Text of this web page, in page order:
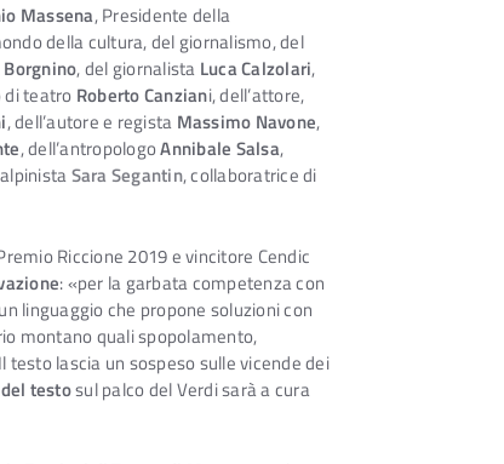
Massena, Presidente della
della cultura, del giornalismo, del
, del giornalista Luca Calzolari,
di teatro Roberto Canziani, dell’attore,
, dell’autore e regista Massimo Navone,
, dell’antropologoAnnibale Salsa,
Sara Segantin, collaboratrice di
Riccione 2019 e vincitore Cendic
: «per la garbata competenza con
linguaggio che propone soluzioni con
montano quali spopolamento,
lascia un sospeso sulle vicende dei
testosul palco del Verdi sarà a cura